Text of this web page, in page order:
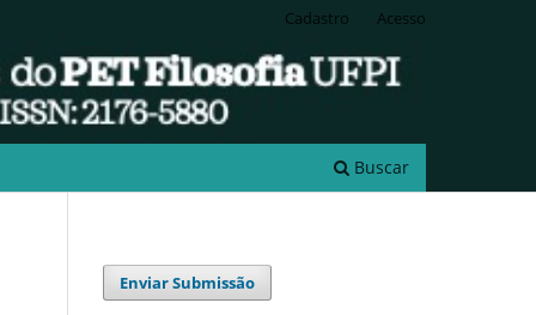
Buscar
Cadastro Acesso
Enviar Submissão